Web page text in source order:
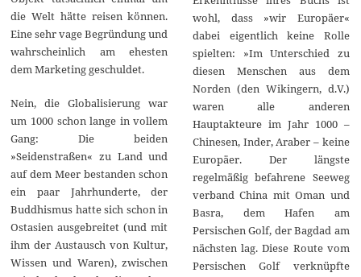
die Welt hätte reisen können.
Eine sehr vage Begründung und
wahrscheinlich am ehesten
dem Marketing geschuldet.
Nein, die Globalisierung war
um 1000 schon lange in vollem
Gang: Die beiden
»Seidenstraßen« zu Land und
auf dem Meer bestanden schon
ein paar Jahrhunderte, der
Buddhismus hatte sich schon in
Ostasien ausgebreitet (und mit
ihm der Austausch von Kultur,
Wissen und Waren), zwischen
wohl, dass »wir Europäer«
dabei eigentlich keine Rolle
spielten: »Im Unterschied zu
diesen Menschen aus dem
Norden (den Wikingern, d.V.)
waren alle anderen
Hauptakteure im Jahr 1000 –
Chinesen, Inder, Araber – keine
Europäer. Der längste
regelmäßig befahrene Seeweg
verband China mit Oman und
Basra, dem Hafen am
Persischen Golf, der Bagdad am
nächsten lag. Diese Route vom
Persischen Golf verknüpfte